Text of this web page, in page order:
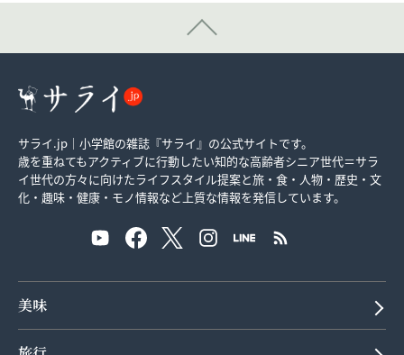
サライ.jp｜小学館の雑誌『サライ』の公式サイトです。
歳を重ねてもアクティブに行動したい知的な高齢者シニア世代＝サラ
イ世代の方々に向けたライフスタイル提案と旅・食・人物・歴史・文
化・趣味・健康・モノ情報など上質な情報を発信しています。
美味